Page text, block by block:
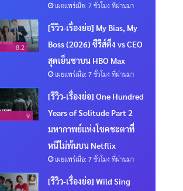
เผยแพร่เมื่อ: 7 ชั่วโมง ที่ผ่านมา
8.2
[รีวิว-เรื่องย่อ] My Bias, My
Boss (2026) ซีรีส์ติ่ง vs CEO
สุดเย็นชาบน HBO Max
เผยแพร่เมื่อ: 7 ชั่วโมง ที่ผ่านมา
9
[รีวิว-เรื่องย่อ] One Hundred
Years of Solitude Part 2
มหากาพย์แห่งโชคชะตาที่
หนีไม่พ้นบน Netflix
เผยแพร่เมื่อ: 7 ชั่วโมง ที่ผ่านมา
[รีวิว-เรื่องย่อ] Wild Sing